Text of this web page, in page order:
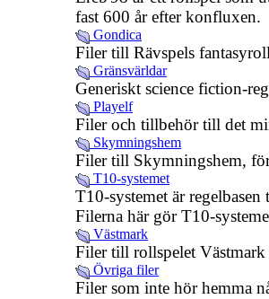
fast 600 år efter konfluxen.
Gondica
Filer till Rävspels
Gränsvärldar
Generiskt science fiction-
Playelf
Filer och tillbehör till det
Skymningshem
Filer till Skymningshem,
T10-systemet
T10-systemet är
Filerna här gör T10-
Västmark
Filer till rollspelet Västmark
Övriga filer
Filer som inte hör hemma